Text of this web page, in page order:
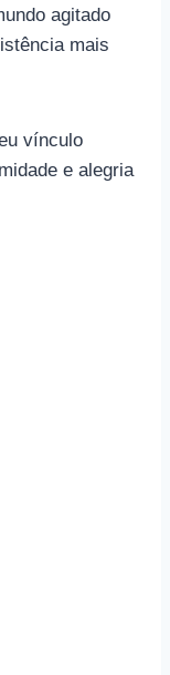
agitado
mais
vínculo
e alegria